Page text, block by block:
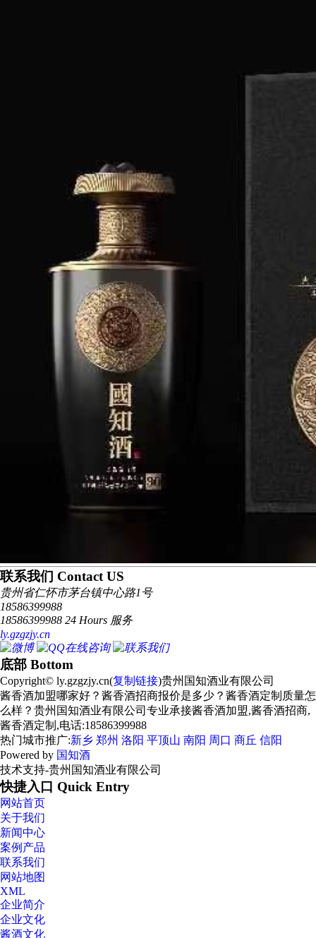
联系我们 Contact US
贵州省仁怀市茅台镇中心路1号
18586399988
18586399988 24 Hours 服务
ly.gzgzjy.cn
底部 Bottom
Copyright© ly.gzgzjy.cn(复制链接)贵州国知酒业有限公司
酱香酒加盟哪家好？酱香酒招商报价是多少？酱香酒定制质量怎
么样？贵州国知酒业有限公司专业承接酱香酒加盟,酱香酒招商,
酱香酒定制,电话:18586399988
热门城市推广:新乡 郑州 洛阳 平顶山 南阳 周口 商丘 信阳
Powered by 国知酒
技术支持-贵州国知酒业有限公司
快捷入口 Quick Entry
网站首页
关于我们
新闻中心
案例产品
联系我们
网站地图
XML
企业简介
企业文化
酱酒文化